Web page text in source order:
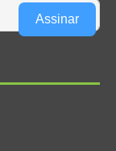
Assinar